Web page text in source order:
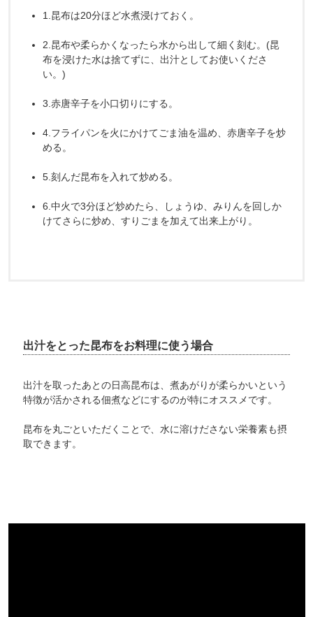
1.昆布は20分ほど水煮浸けておく。
2.昆布や柔らかくなったら水から出して細く刻む。(昆
布を浸けた水は捨てずに、出汁としてお使いくださ
い。)
3.赤唐辛子を小口切りにする。
4.フライパンを火にかけてごま油を温め、赤唐辛子を炒
める。
5.刻んだ昆布を入れて炒める。
6.中火で3分ほど炒めたら、しょうゆ、みりんを回しか
けてさらに炒め、すりごまを加えて出来上がり。
出汁をとった昆布をお料理に使う場合
出汁を取ったあとの日高昆布は、煮あがりが柔らかいという
特徴が活かされる佃煮などにするのが特にオススメです。
昆布を丸ごといただくことで、水に溶けださない栄養素も摂
取できます。